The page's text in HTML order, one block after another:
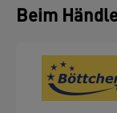
Beim